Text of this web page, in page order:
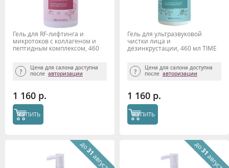
Гель для RF-лифтинга и
микротоков с коллагеном и
пептидным комплексом, 460
Цена для салона доступна
после авторизации
1 160 р.
КУПИТЬ
Гель для ультразвуковой
чистки лица и
дезинкрустации, 460 мл TIME
Цена для салона доступна
после авторизации
1 160 р.
КУПИТЬ
до31августа
до31августа